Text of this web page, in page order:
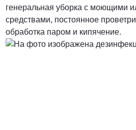
генеральная уборка с моющими
средствами, постоянное
обработка паром и кипячение.